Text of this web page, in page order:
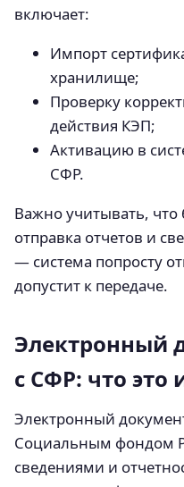
включает:
Импорт
хранилище;
Проверку
действия КЭП;
Активацию в
СФР.
Важно учитывать,
отправка отчетов и
— система попросту
допустит к передаче.
Электронный
с СФР: что это
Электронный
Социальным фондом
сведениями и